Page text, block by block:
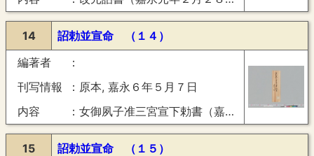
14
詔勅並宣命 （１４）
編著者
刊写情報
原本, 嘉永６年５月７日
内容
女御夙子准三宮宣下勅書（嘉永６年５月７日）
15
詔勅並宣命 （１５）